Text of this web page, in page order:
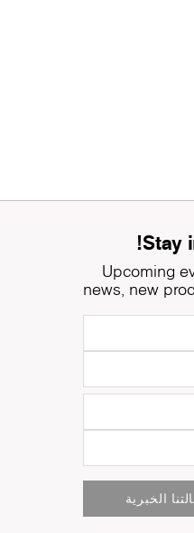
Stay
Upcoming
news, new
الخبرية